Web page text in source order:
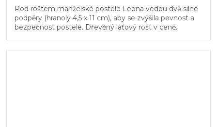
Pod roštem manželské postele Leona vedou dvě silné
podpěry (hranoly 4,5 x 11 cm), aby se zvýšila pevnost a
bezpečnost postele. Dřevěný laťový rošt v ceně.